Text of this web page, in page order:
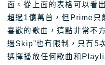
面。從上面的表格可以看
超過1億萬首，但Prime只
喜歡的歌曲，這點非常不
過Skip”也有限制，只有5
選擇播放任何歌曲和